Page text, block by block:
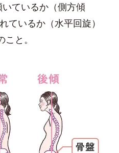
ているか（側方傾
ているか（水平回旋）
と。